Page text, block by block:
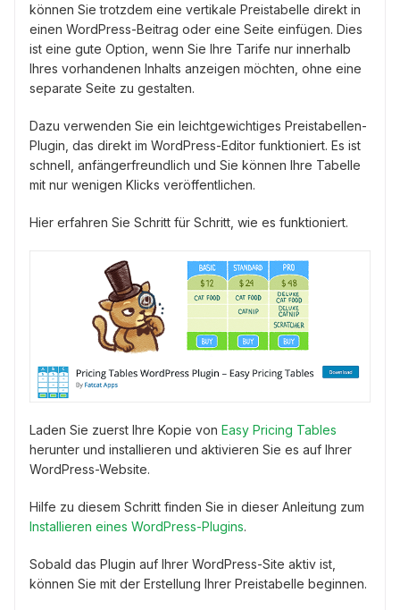
können Sie trotzdem eine vertikale Preistabelle direkt in
einen WordPress-Beitrag oder eine Seite einfügen. Dies
ist eine gute Option, wenn Sie Ihre Tarife nur innerhalb
Ihres vorhandenen Inhalts anzeigen möchten, ohne eine
separate Seite zu gestalten.
Dazu verwenden Sie ein leichtgewichtiges Preistabellen-
Plugin, das direkt im WordPress-Editor funktioniert. Es ist
schnell, anfängerfreundlich und Sie können Ihre Tabelle
mit nur wenigen Klicks veröffentlichen.
Hier erfahren Sie Schritt für Schritt, wie es funktioniert.
Laden Sie zuerst Ihre Kopie von Easy Pricing Tables
herunter und installieren und aktivieren Sie es auf Ihrer
WordPress-Website.
Hilfe zu diesem Schritt finden Sie in dieser Anleitung zum
Installieren eines WordPress-Plugins.
Sobald das Plugin auf Ihrer WordPress-Site aktiv ist,
können Sie mit der Erstellung Ihrer Preistabelle beginnen.